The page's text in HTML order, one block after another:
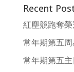
Recent
紅塵競跑奪
常年期第五
常年期第五